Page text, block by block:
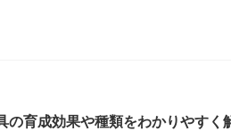
の育成効果や種類をわかりやすく